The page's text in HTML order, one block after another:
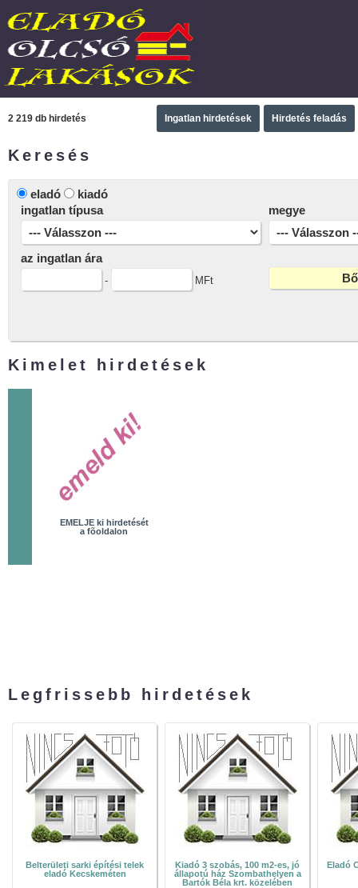
2 219 db hirdetés Ingatlan hirdetések Hirdetés feladás
Keresés
eladó
kiadó
ingatlan típusa
megye
az ingatlan ára
- MFt
Kimelet hirdetések
EMELJE ki hirdetését
a fõoldalon
Legfrissebb hirdetések
Belterületi sarki építési telek
eladó Kecskeméten
Kiadó 3 szobás, 100 m2-es, jó
állapotú ház Szombathelyen a
Bartók Béla krt. közelében
Eladó